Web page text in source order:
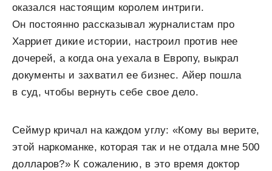
оказался настоящим королем интриги.
Он постоянно рассказывал журналистам про
Харриет дикие истории, настроил против нее
дочерей, а когда она уехала в Европу, выкрал
документы и захватил ее бизнес. Айер пошла
в суд, чтобы вернуть себе свое дело.
Сеймур кричал на каждом углу: «Кому вы верите,
этой наркоманке, которая так и не отдала мне 500
долларов?» К сожалению, в это время доктор